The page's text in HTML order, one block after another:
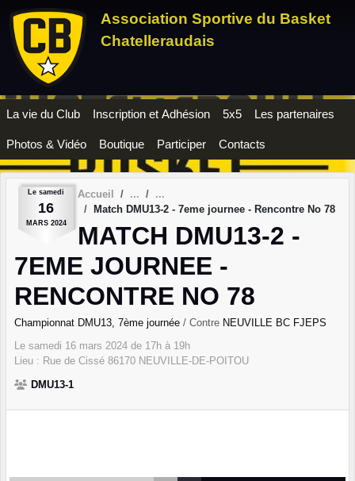
Association Sportive du Basket
Chatelleraudais
La vie du Club Inscription et Adhésion 5x5 Les partenaires
Photos & Vidéo Boutique Participer Contacts
Le samedi
16
MARS 2024
Accueil
Match DMU13-2 - 7eme journee - Rencontre No 78
MATCH DMU13-2 -
7EME JOURNEE -
RENCONTRE NO 78
Championnat DMU13, 7ème journée / Contre NEUVILLE BC FJEPS
Le samedi 16 mars 2024 de 17h à 19h
Lieu : Rue de Cissé 86170 NEUVILLE-DE-POITOU
DMU13-1
Panneau de gestion des cookies